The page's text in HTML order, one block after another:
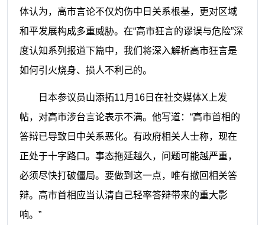
体认为，高市言论不仅灼伤中日关系根基，更对区域
和平发展构成多重威胁。在“高市狂言的谬误与危险”深
度认知系列报道下篇中，我们将深入解析高市狂言是
如何引火烧身、损人不利己的。
日本参议员山添拓11月16日在社交媒体X上发
帖，对高市涉台言论表示不满。他写道：“高市首相的
答辩已导致日中关系恶化。有政府相关人士称，现在
正处于十字路口。事态拖延越久，问题可能越严重，
必须尽快打破僵局。要做到这一点，唯有撤回相关答
辩。高市首相应当认清自己轻率答辩带来的重大影
响。”